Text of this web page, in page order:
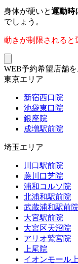
身体が硬いと運動時
でしょう。
動きが制限されると
WEB予約希望店舗
東京エリア
新宿西口院
池袋東口院
銀座院
成増駅前院
埼玉エリア
川口駅前院
蕨川口芝院
浦和コルソ院
北浦和駅前院
武蔵浦和駅前院
大宮駅前院
大宮区天沼院
アリオ鷲宮院
上尾院
イオンモール